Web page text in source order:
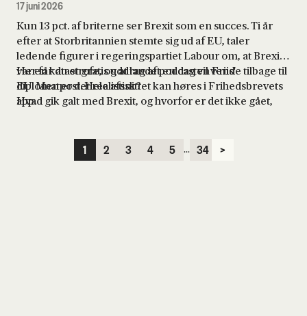
17 juni 2026
Kun 13 pct. af briterne ser Brexit som en succes. Ti år
efter at Storbritannien stemte sig ud af EU, taler
ledende figurer i regeringspartiet Labour om, at Brexit
var en katastrofe, og at landet en dag vil vende tilbage til
EU. Men er det realistisk?
Hvad gik galt med Brexit, og hvorfor er det ikke gået,
Her får du et gratis uddrag af podcasten Friis'
diplomatpost. Hele afsnittet kan høres i Frihedsbrevets
app.
1 2 3 4 5 ... 34 >